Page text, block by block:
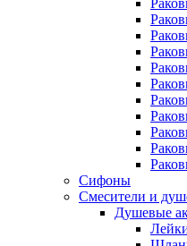
Сифоны
Смесители и
Душевые